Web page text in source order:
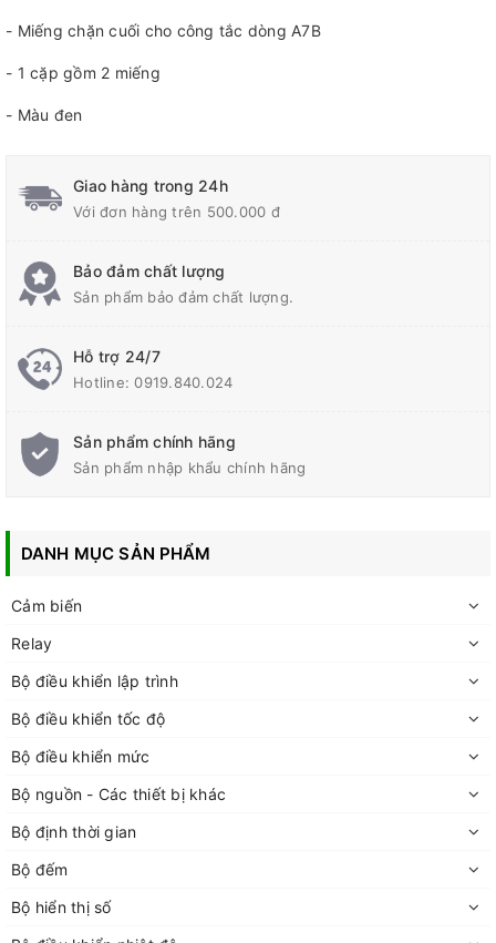
- Miếng chặn cuối cho công tắc dòng A7B
- 1 cặp gồm 2 miếng
- Màu đen
Giao hàng trong 24h
Với đơn hàng trên 500.000 đ
Bảo đảm chất lượng
Sản phẩm bảo đảm chất lượng.
Hỗ trợ 24/7
Hotline:0919.840.024
Sản phẩm chính hãng
Sản phẩm nhập khẩu chính hãng
DANH MỤC SẢN PHẨM
Cảm biến
Relay
Bộ điều khiển lập trình
Bộ điều khiển tốc độ
Bộ điều khiển mức
Bộ nguồn - Các thiết bị khác
Bộ định thời gian
Bộ đếm
Bộ hiển thị số